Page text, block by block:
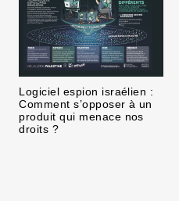
Logiciel espion israélien :
Comment s’opposer à un
produit qui menace nos
droits ?